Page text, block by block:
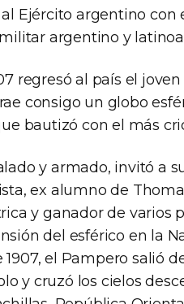
Ejército argentino
argentino y
regresó al país el
consigo un globo
bautizó con el más
y armado, invitó a
ex alumno de
y ganador de varios
del esférico en la
el Pampero salió
y cruzó los cielos